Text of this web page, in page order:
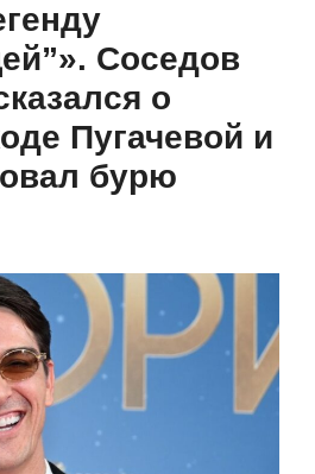
Соседов
о
Пугачевой и
бурю